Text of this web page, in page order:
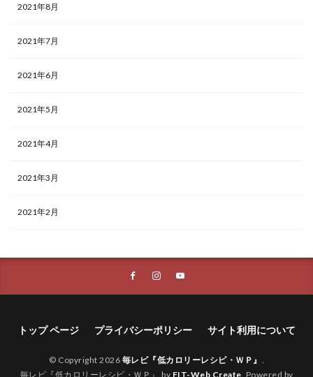
2021年8月
2021年7月
2021年6月
2021年5月
2021年4月
2021年3月
2021年2月
トップ ページ プライバシーポリシー サイト利用について
© Copyright 2026 毎レピ『低カロリーレシピ・ＷＰ』
毎レピ『低カロリーレシピ・ＷＰ』 by FIT-Web Create . Powered by